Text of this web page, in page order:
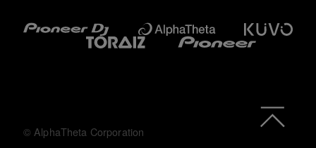
© AlphaTheta Corporation